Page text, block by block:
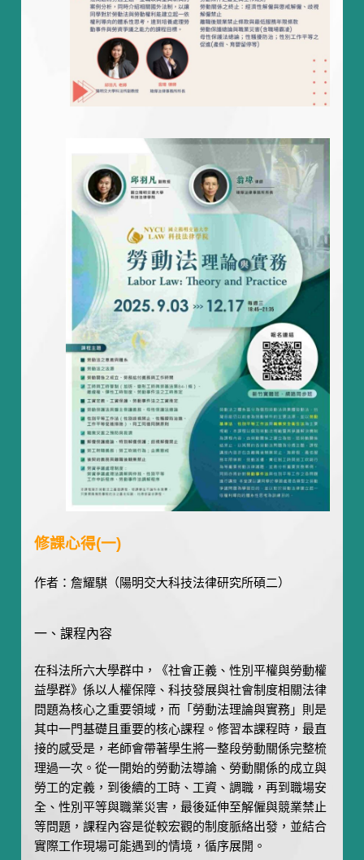
修課心得(一)
作者：詹耀騏（陽明交大科技法律研究所碩二）
一、課程內容
在科法所六大學群中，《社會正義、性別平權與勞動權
益學群》係以人權保障、科技發展與社會制度相關法律
問題為核心之重要領域，而「勞動法理論與實務」則是
其中一門基礎且重要的核心課程。修習本課程時，最直
接的感受是，老師會帶著學生將一整段勞動關係完整梳
理過一次。從一開始的勞動法導論、勞動關係的成立與
勞工的定義，到後續的工時、工資、調職，再到職場安
全、性別平等與職業災害，最後延伸至解僱與競業禁止
等問題，課程內容是從較宏觀的制度脈絡出發，並結合
實際工作現場可能遇到的情境，循序展開。